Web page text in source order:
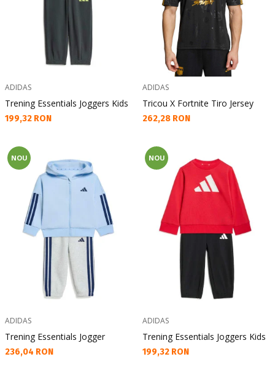
ADIDAS
Trening Essentials Joggers Kids
Текуща цена:
199,32 RON
ADIDAS
Tricou X Fortnite Tiro Jersey
Текуща цена:
262,28 RON
NOU
ADIDAS
Trening Essentials Jogger
Текуща цена:
236,04 RON
NOU
ADIDAS
Trening Essentials Joggers Kids
Текуща цена:
199,32 RON